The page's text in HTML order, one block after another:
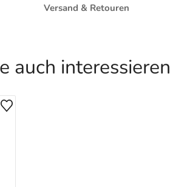
Versand & Retouren
auch interessieren